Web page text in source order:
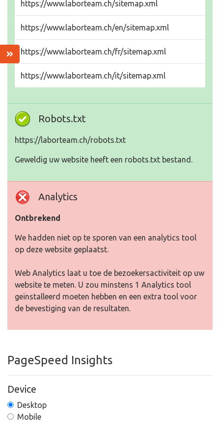
https://www.laborteam.ch/sitemap.xml
https://www.laborteam.ch/en/sitemap.xml
https://www.laborteam.ch/fr/sitemap.xml
https://www.laborteam.ch/it/sitemap.xml
Robots.txt
https://laborteam.ch/robots.txt
Geweldig uw website heeft een robots.txt bestand.
Analytics
Ontbrekend
We hadden niet op te sporen van een analytics tool
op deze website geplaatst.
Web Analytics laat u toe de bezoekersactiviteit op uw
website te meten. U zou minstens 1 Analytics tool
geïnstalleerd moeten hebben en een extra tool voor
de bevestiging van de resultaten.
PageSpeed Insights
Device
Desktop
Mobile